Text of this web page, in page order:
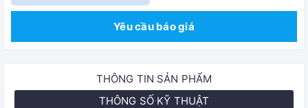
Yêu cầu báo giá
THÔNG TIN SẢN PHẨM
THÔNG SỐ KỸ THUẬT